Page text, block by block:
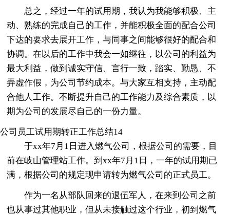
总之，经过一年的试用期，我认为我能够积极、主
动、熟练的完成自己的工作，并能积极全面的配合公司
下达的要求去展开工作，与同事之间能够很好的配合和
协调。在以后的工作中我会一如继往，以公司的利益为
最大利益，做到诚实守信、言行一致，踏实、勤恳、不
弄虚作假，为公司节约成本。与大家互相支持，主动配
合他人工作。不断提升自己的工作能力及综合素质，以
期为公司的发展尽自己的一份力量。
公司员工试用期转正工作总结14
于xx年7月1日进入燃气公司，根据公司的需要，目
前在岐山管理站工作。到xx年7月1日，一年的试用期已
满，根据公司的规定现申请转为燃气公司的正式员工。
作为一名从部队回来的退伍军人，在来到公司之前
也从事过其他职业，但从未接触过这个行业，初到燃气